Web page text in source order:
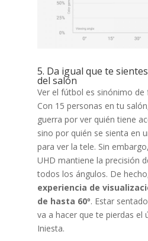
5. Da igual que te
del salón
Ver el fútbol es sinónimo de
Con 15 personas en tu
guerra por ver quién tiene
sino por quién se sienta en
para ver la tele. Sin
UHD mantiene la precisión
todos los ángulos. De
experiencia de
de hasta 60º. Estar
va a hacer que te pierdas el
Iniesta.